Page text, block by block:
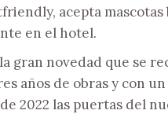
acepta
en el hotel.
gran novedad que se
años de obras y con
2022 las puertas del